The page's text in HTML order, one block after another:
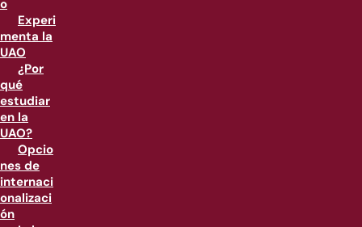
o
Experi
menta la
UAO
¿Por
qué
estudiar
en la
UAO?
Opcio
nes de
internaci
onalizaci
ón